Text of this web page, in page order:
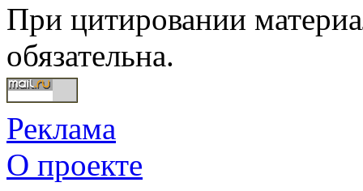
При цитировании
обязательна.
Реклама
О проекте